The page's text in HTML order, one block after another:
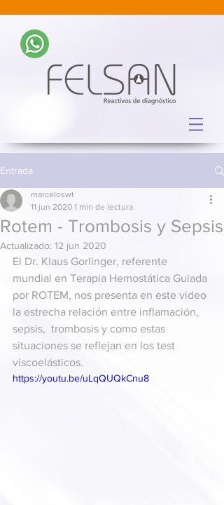
Entrada
Rotem - Trombosis y Sepsis
marceloswt
11 jun 2020 1 min de lectura
Actualizado: 12 jun 2020
El Dr. Klaus Gorlinger, referente
mundial en Terapia Hemostática Guiada
por ROTEM, nos presenta en este video
la estrecha relación entre inflamación,
sepsis,  trombosis y como estas
situaciones se reflejan en los test
viscoelásticos.
https://youtu.be/uLqQUQkCnu8